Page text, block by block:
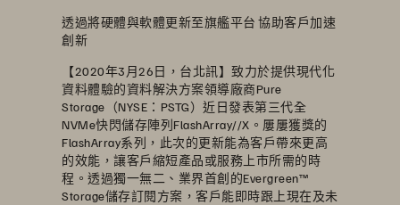
透過將硬體與軟體更新至旗艦平台 協助客戶加速
創新
【2020年3月26日，台北訊】致力於提供現代化
資料體驗的資料解決方案領導廠商Pure
Storage（NYSE：PSTG）近日發表第三代全
NVMe快閃儲存陣列FlashArray//X。屢屢獲獎的
FlashArray系列，此次的更新能為客戶帶來更高
的效能，讓客戶縮短產品或服務上市所需的時
程。透過獨一無二、業界首創的Evergreen™
Storage儲存訂閱方案，客戶能即時跟上現在及未